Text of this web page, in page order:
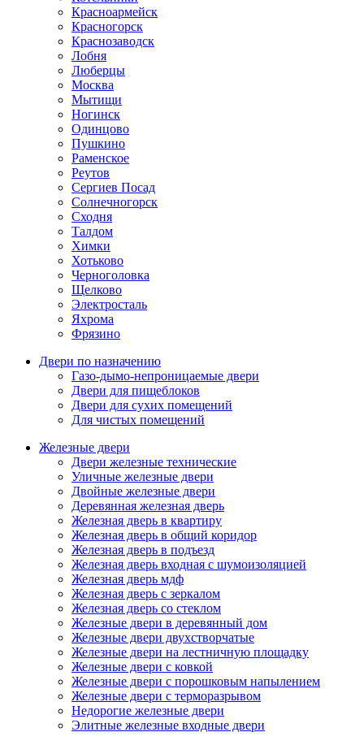
Красноармейск
Красногорск
Краснозаводск
Лобня
Люберцы
Москва
Мытищи
Ногинск
Одинцово
Пушкино
Раменское
Реутов
Сергиев Посад
Солнечногорск
Сходня
Талдом
Химки
Хотьково
Черноголовка
Щелково
Электросталь
Яхрома
Фрязино
Двери по назначению
Газо-дымо-непроницаемые двери
Двери для пищеблоков
Двери для сухих помещений
Для чистых помещений
Железные двери
Двери железные технические
Уличные железные двери
Двойные железные двери
Деревянная железная дверь
Железная дверь в квартиру
Железная дверь в общий коридор
Железная дверь в подъезд
Железная дверь входная с шумоизоляцией
Железная дверь мдф
Железная дверь с зеркалом
Железная дверь со стеклом
Железные двери в деревянный дом
Железные двери двухстворчатые
Железные двери на лестничную площадку
Железные двери с ковкой
Железные двери с порошковым напылением
Железные двери с терморазрывом
Недорогие железные двери
Элитные железные входные двери